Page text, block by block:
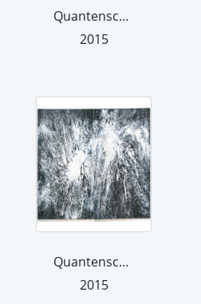
Quantenschaum (Gletscher)
2015
Quantenschaum (Ich will nicht nach Af...
2015